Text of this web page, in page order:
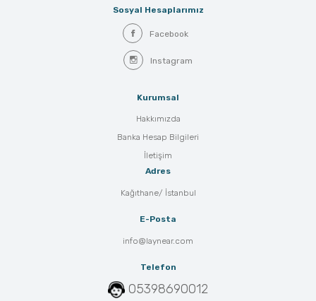
Sosyal Hesaplarımız
Facebook
Instagram
Kurumsal
Hakkımızda
Banka Hesap Bilgileri
İletişim
Adres
Kağıthane/ İstanbul
E-Posta
info@laynear.com
Telefon
05398690012